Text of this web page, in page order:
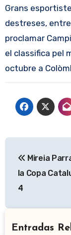
Grans
destreses, entre
proclamar
el classifica pel
octubre a
de
entradas
Mireia
la Copa
4
Entradas